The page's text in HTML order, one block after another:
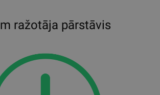
ražotāja pārstāvis